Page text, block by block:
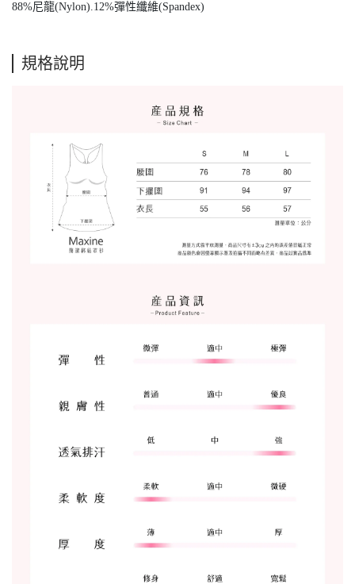
88%尼龍(Nylon).12%彈性纖維(Spandex)
規格說明